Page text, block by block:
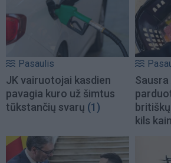
Pasaulis
JK vairuotojai kasdien
pavagia kuro už šimtus
tūkstančių svarų (1)
kils